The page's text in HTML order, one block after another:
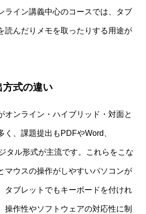
ライン講義中心のコースでは、タブ
読んだりメモを取ったりする用途が
方式の違い
オンライン・ハイブリッド・対面と
く、課題提出もPDFやWord、
タル形式が主流です。これらをこな
マウスの操作がしやすいパソコンが
タブレットでもキーボードを付けれ
操作性やソフトウェアの対応性に制